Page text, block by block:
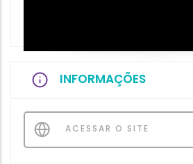
INFORMAÇÕES
ACESSAR O SITE